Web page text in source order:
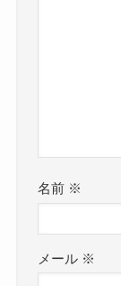
名前 ※
メール ※